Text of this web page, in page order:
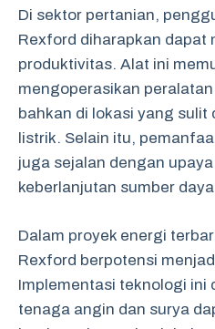
Di sektor pertanian,
Rexford diharapkan dapat
produktivitas. Alat ini
mengoperasikan
bahkan di lokasi yang sulit
listrik. Selain itu,
juga sejalan dengan
keberlanjutan sumber
Dalam proyek energi
Rexford berpotensi
Implementasi teknologi ini
tenaga angin dan surya